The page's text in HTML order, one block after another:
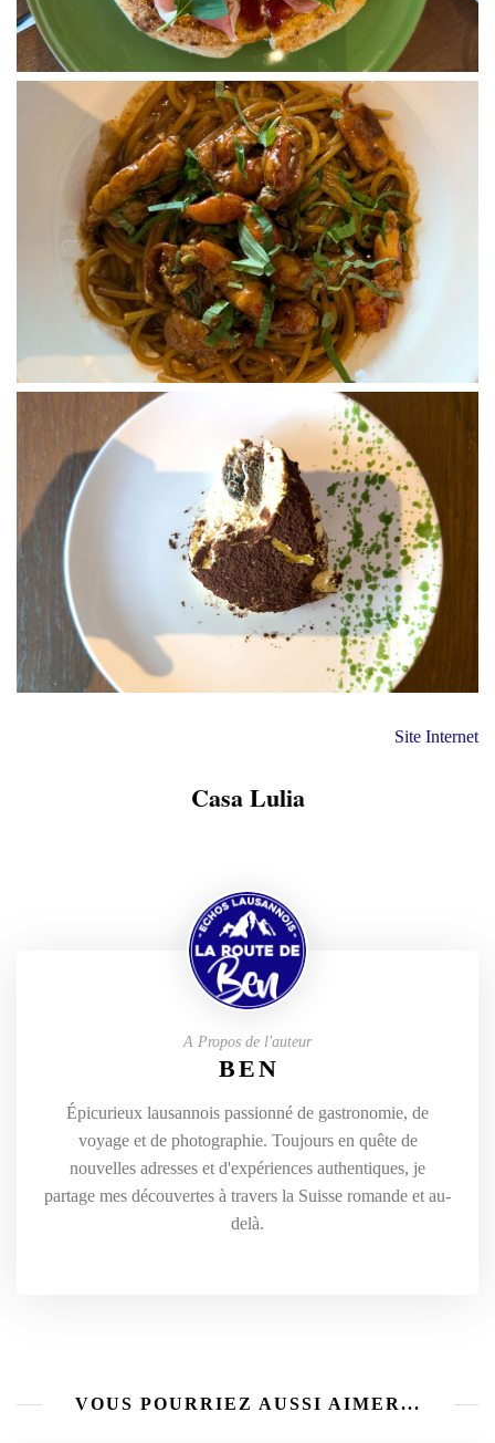
Site Internet
Casa Lulia
A Propos de l'auteur
BEN
Épicurieux lausannois passionné de gastronomie, de
voyage et de photographie. Toujours en quête de
nouvelles adresses et d'expériences authentiques, je
partage mes découvertes à travers la Suisse romande et au-
delà.
VOUS POURRIEZ AUSSI AIMER...